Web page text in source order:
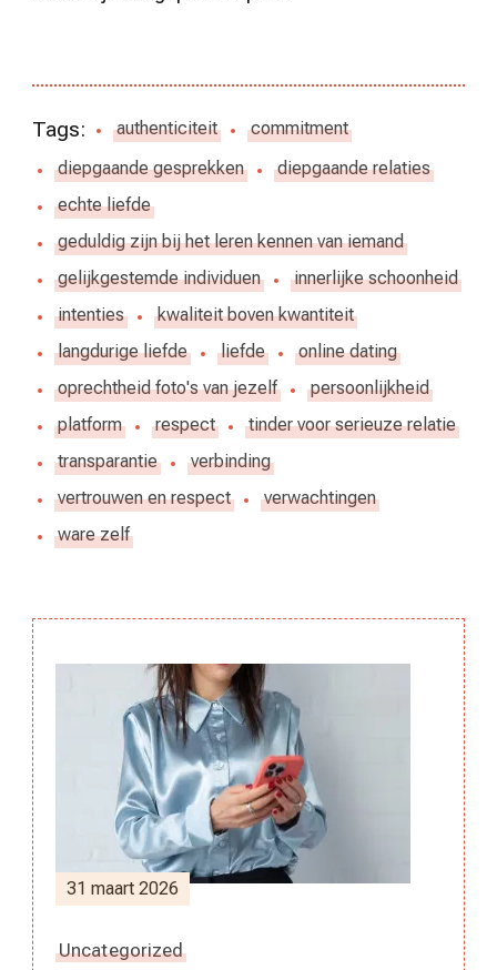
Tags: authenticiteit
commitment
diepgaande gesprekken
diepgaande relaties
echte liefde
geduldig zijn bij het leren kennen van iemand
gelijkgestemde individuen
innerlijke schoonheid
intenties
kwaliteit boven kwantiteit
langdurige liefde
liefde
online dating
oprechtheid foto's van jezelf
persoonlijkheid
platform
respect
tinder voor serieuze relatie
transparantie
verbinding
vertrouwen en respect
verwachtingen
ware zelf
Berichtnavigatie
31 maart 2026
Uncategorized